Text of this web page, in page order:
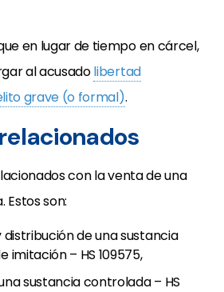
en lugar de tiempo en cárcel,
al acusadolibertad
grave (o formal).
con la venta de una
Estos son:
de una sustancia
imitación – HS 109575,
sustancia controlada – HS